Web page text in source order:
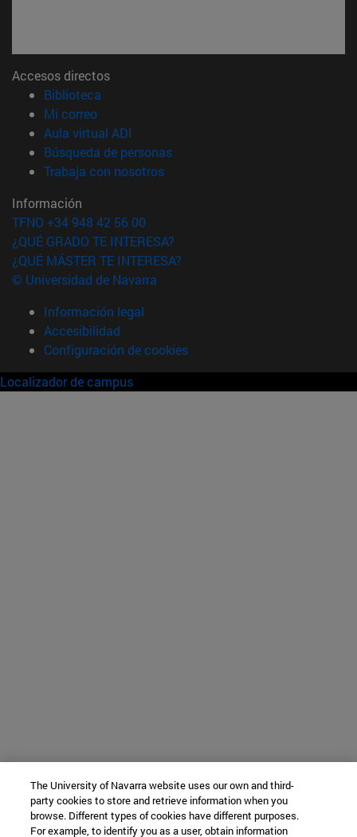
Accesos directos
Biblioteca
Mi correo(abre en nueva ventana)
Aula virtual ADI
Búsqueda de personas(abre en nueva ventana)
Trabaja con nosotros(abre en nueva ventana)
Información
TFNO +34 948 42 56 00
¿QUÉ GRADO TE INTERESA?
¿QUÉ MÁSTER TE INTERESA?
© Universidad de Navarra
Información legal
Accesibilidad
Configuración de cookies
Localizador de campus
The University of Navarra website uses our own and third-
party cookies to store and retrieve information when you
browse. Different types of cookies have different purposes.
For example, to identify you as a user, obtain information